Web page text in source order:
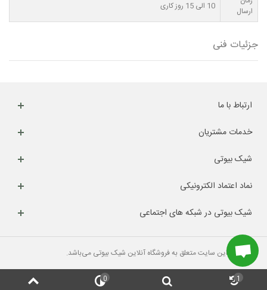
ارسال
10 الی 15 روز کاری
جزئیات فنی
ارتباط با ما
خدمات مشتریان
شیک بیوتی
نماد اعتماد الکترونیکی
شیک بیوتی در شبکه های اجتماعی
کلیه حقوق این سایت متعلق به فروشگاه آنلاین شیک بیوتی می‌باشد.
0 1